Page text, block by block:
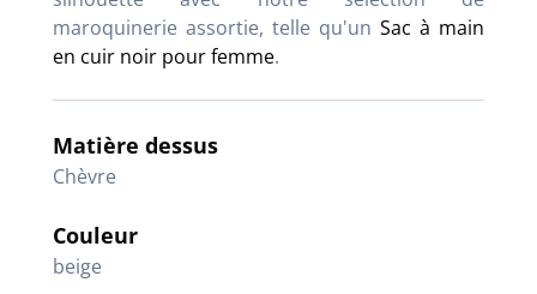
maroquinerie assortie, telle qu'un Sac à main
en cuir noir pour femme.
Matière dessus
Chèvre
Couleur
beige